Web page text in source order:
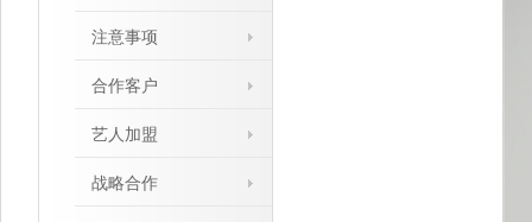
注意事项
合作客户
艺人加盟
战略合作